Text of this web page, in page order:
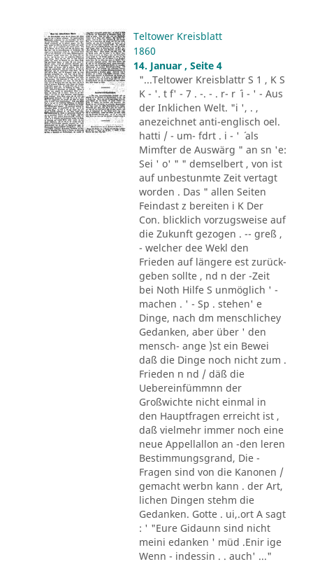
Teltower Kreisblatt
1860
14. Januar , Seite 4
"...Teltower Kreisblattr S 1 , K S
K - '. t f' - 7 . -. - . r- r ´ i - ' - Aus
der Inklichen Welt. "i ', . ,
anezeichnet anti-englisch oel.
hatti / - um- fdrt . i - ' ´ als
Mimfter de Auswärg " an sn 'e:
Sei ' o' " " demselbert , von ist
auf unbestunmte Zeit vertagt
worden . Das " allen Seiten
Feindast z bereiten i K Der
Con. blicklich vorzugsweise auf
die Zukunft gezogen . -- greß ,
- welcher dee Wekl den
Frieden auf längere est zurück-
geben sollte , nd n der -Zeit
bei Noth Hilfe S unmöglich ' -
machen . ' - Sp . stehen' e
Dinge, nach dm menschlichey
Gedanken, aber über ' den
mensch- ange )st ein Bewei
daß die Dinge noch nicht zum .
Frieden n nd / däß die
Uebereinfümmnn der
Großwichte nicht einmal in
den Hauptfragen erreicht ist ,
daß vielmehr immer noch eine
neue Appellallon an -den leren
Bestimmungsgrand, Die -
Fragen sind von die Kanonen /
gemacht werbn kann . der Art,
lichen Dingen stehm die
Gedanken. Gotte . ui,.ort A sagt
: ' "Eure Gidaunn sind nicht
meini edanken ' müd .Enir ige
Wenn - indessin . . auch' ..."